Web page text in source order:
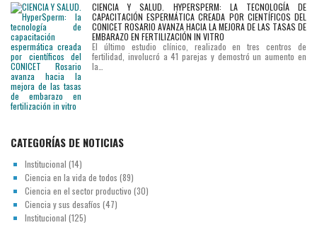
CIENCIA Y SALUD. HYPERSPERM: LA TECNOLOGÍA DE
CAPACITACIÓN ESPERMÁTICA CREADA POR CIENTÍFICOS DEL
CONICET ROSARIO AVANZA HACIA LA MEJORA DE LAS TASAS DE
EMBARAZO EN FERTILIZACIÓN IN VITRO
El último estudio clínico, realizado en tres centros de
fertilidad, involucró a 41 parejas y demostró un aumento en
la…
CATEGORÍAS DE NOTICIAS
Institucional (14)
Ciencia en la vida de todos (89)
Ciencia en el sector productivo (30)
Ciencia y sus desafíos (47)
Institucional (125)